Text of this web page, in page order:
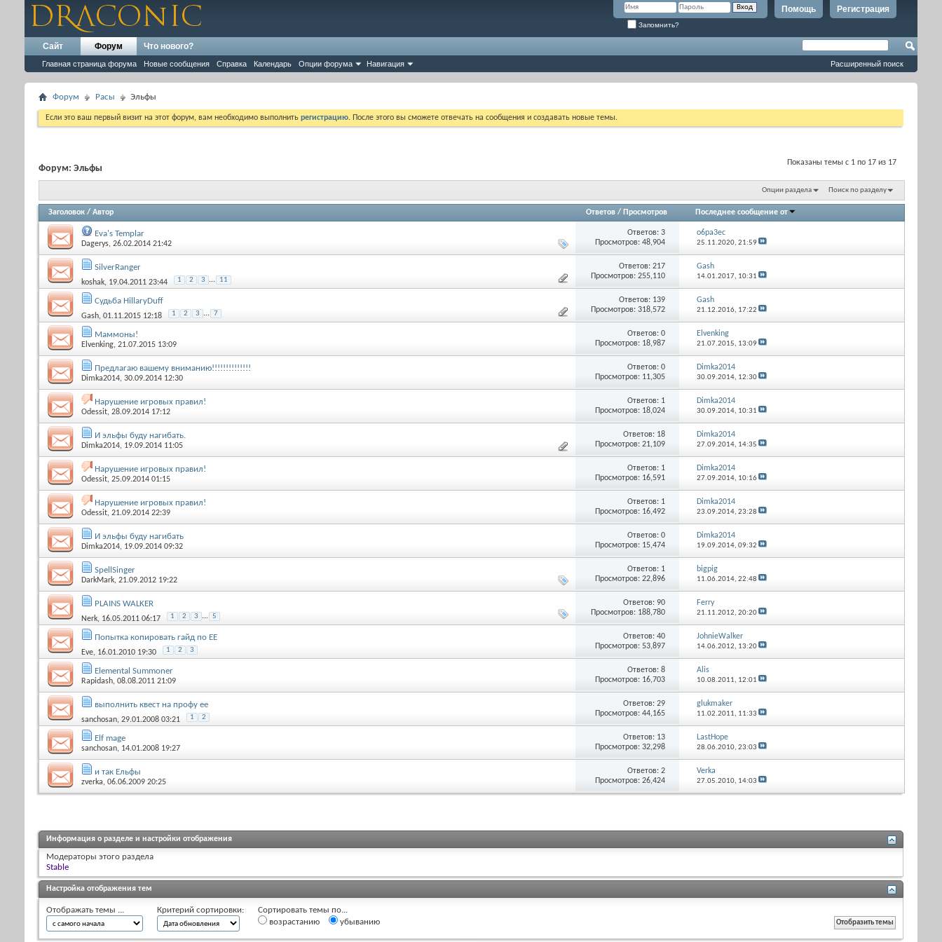
Регистрация
Помощь
Запомнить?
Сайт Форум
Главная страница форума Новые сообщения Справка Календарь Опции форума Навигация
Что нового?
Расширенный поиск
Форум Расы Эльфы
Если это ваш первый визит на этот форум, вам необходимо выполнить регистрацию. После этого вы сможете отвечать на сообщения и создавать новые темы.
Показаны темы с 1 по 17 из 17
Форум: Эльфы
Опции раздела Поиск по разделу
Заголовок / Автор Ответов / Просмотров Последнее сообщение от
Eva's Templar
Dagerys, 26.02.2014 21:42
Ответов: 3
Просмотров: 48,904
o6pa3ec
25.11.2020, 21:59
SilverRanger
koshak, 19.04.2011 23:44 1 2 3 ... 11
Ответов: 217
Просмотров: 255,110
Gash
14.01.2017, 10:31
Судьба HillaryDuff
Gash, 01.11.2015 12:18 1 2 3 ... 7
Ответов: 139
Просмотров: 318,572
Gash
21.12.2016, 17:22
Маммоны!
Elvenking, 21.07.2015 13:09
Ответов: 0
Просмотров: 18,987
Elvenking
21.07.2015, 13:09
Предлагаю вашему вниманию!!!!!!!!!!!!!!
Dimka2014, 30.09.2014 12:30
Ответов: 0
Просмотров: 11,305
Dimka2014
30.09.2014, 12:30
Нарушение игровых правил!
Odessit, 28.09.2014 17:12
Ответов: 1
Просмотров: 18,024
Dimka2014
30.09.2014, 10:31
И эльфы буду нагибать.
Dimka2014, 19.09.2014 11:05
Ответов: 18
Просмотров: 21,109
Dimka2014
27.09.2014, 14:35
Нарушение игровых правил!
Odessit, 25.09.2014 01:15
Ответов: 1
Просмотров: 16,591
Dimka2014
27.09.2014, 10:16
Нарушение игровых правил!
Odessit, 21.09.2014 22:39
Ответов: 1
Просмотров: 16,492
Dimka2014
23.09.2014, 23:28
И эльфы буду нагибать
Dimka2014, 19.09.2014 09:32
Ответов: 0
Просмотров: 15,474
Dimka2014
19.09.2014, 09:32
SpellSinger
DarkMark, 21.09.2012 19:22
Ответов: 1
Просмотров: 22,896
bigpig
11.06.2014, 22:48
PLAINS WALKER
Nerk, 16.05.2011 06:17 1 2 3 ... 5
Ответов: 90
Просмотров: 188,780
Ferry
21.11.2012, 20:20
Попытка копировать гайд по ЕЕ
Eve, 16.01.2010 19:30 1 2 3
Ответов: 40
Просмотров: 53,897
JohnieWalker
14.06.2012, 13:20
Elemental Summoner
Rapidash, 08.08.2011 21:09
Ответов: 8
Просмотров: 16,703
Alis
10.08.2011, 12:01
выполнить квест на профу ее
sanchosan, 29.01.2008 03:21 1 2
Ответов: 29
Просмотров: 44,165
glukmaker
11.02.2011, 11:33
Elf mage
sanchosan, 14.01.2008 19:27
Ответов: 13
Просмотров: 32,298
LastHope
28.06.2010, 23:03
и так Ельфы
zverka, 06.06.2009 20:25
Ответов: 2
Просмотров: 26,424
Verka
27.05.2010, 14:03
Информация о разделе и настройки отображения
Модераторы этого раздела
Stable
Настройка отображения тем
Отображать темы ... Критерий сортировки:
Сортировать темы по...
возрастанию
убыванию